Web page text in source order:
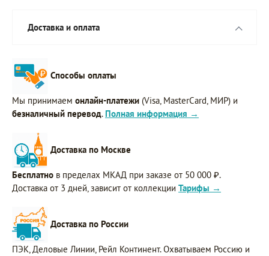
Доставка и оплата
Способы оплаты
Мы принимаем онлайн-платежи (Visa, MasterCard, МИР) и
безналичный перевод. Полная информация →
Доставка по Москве
Бесплатно в пределах МКАД при заказе от 50 000 ₽.
Доставка от 3 дней, зависит от коллекции Тарифы →
Доставка по России
ПЭК, Деловые Линии, Рейл Континент. Охватываем Россию и